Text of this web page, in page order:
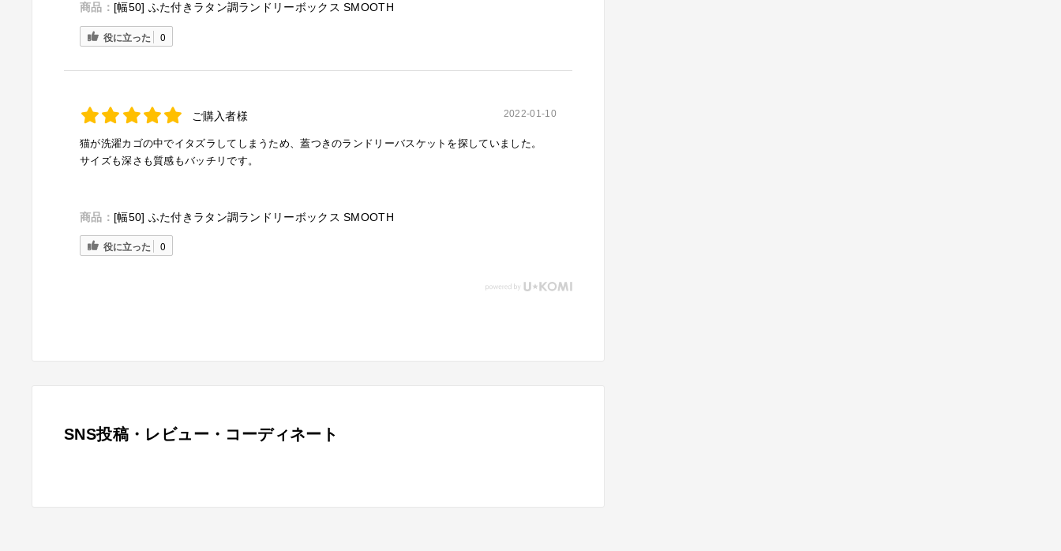
商品： [幅50] ふた付きラタン調ランドリーボックス SMOOTH
役に立った 0
ご購入者様 2022-01-10
猫が洗濯カゴの中でイタズラしてしまうため、蓋つきのランドリーバスケットを探していました。
サイズも深さも質感もバッチリです。
商品： [幅50] ふた付きラタン調ランドリーボックス SMOOTH
役に立った 0
SNS投稿・レビュー・コーディネート